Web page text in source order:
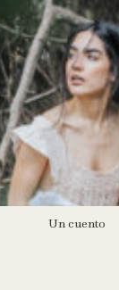
Un cuento